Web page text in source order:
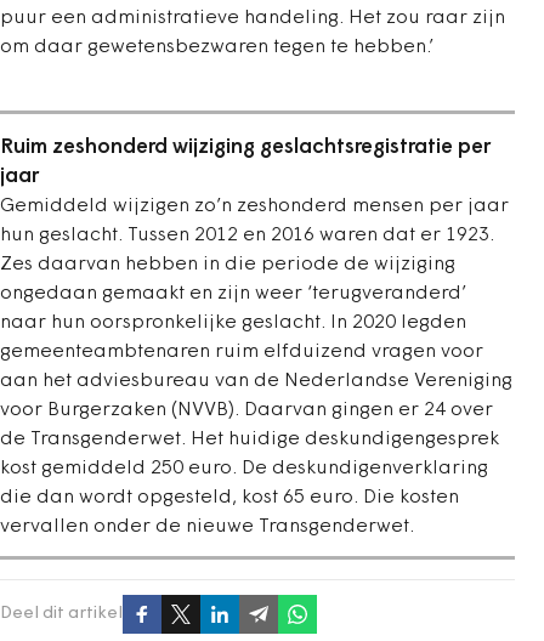
puur een administratieve handeling. Het zou raar zijn
om daar gewetensbezwaren tegen te hebben.’
Ruim zeshonderd wijziging geslachtsregistratie per
jaar
Gemiddeld wijzigen zo’n zeshonderd mensen per jaar
hun geslacht. Tussen 2012 en 2016 waren dat er 1923.
Zes daarvan hebben in die periode de wijziging
ongedaan gemaakt en zijn weer ‘terugveranderd’
naar hun oorspronkelijke geslacht. In 2020 legden
gemeenteambtenaren ruim elfduizend vragen voor
aan het adviesbureau van de Nederlandse Vereniging
voor Burgerzaken (NVVB). Daarvan gingen er 24 over
de Transgenderwet. Het huidige deskundigengesprek
kost gemiddeld 250 euro. De deskundigenverklaring
die dan wordt opgesteld, kost 65 euro. Die kosten
vervallen onder de nieuwe Transgenderwet.
Deel dit artikel